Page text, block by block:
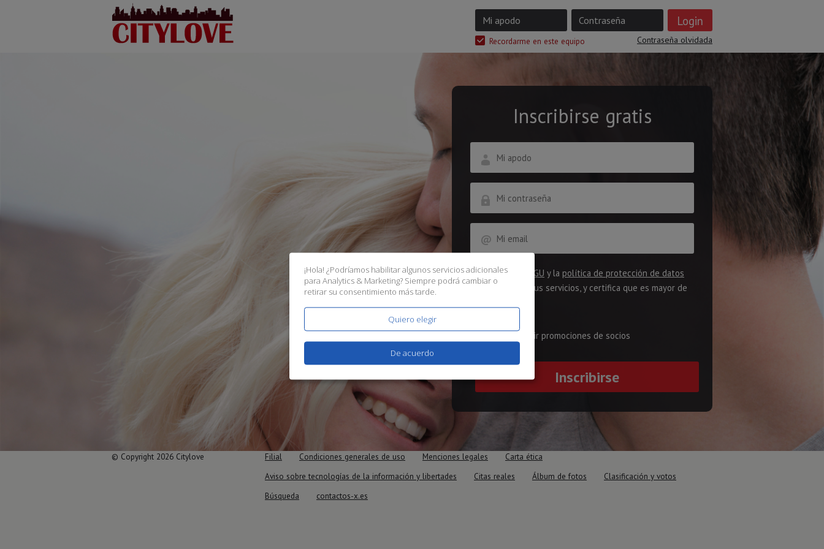
Contraseña olvidada
Recordarme en este equipo
Inscribirse gratis
Acepto las CGU y la política de protección de datos
para recibir sus servicios, y certifica que es mayor de
Acepto recibir promociones de socios
© Copyright 2026 Citylove Filial Condiciones generales de uso Menciones legales
Carta ética
Aviso sobre tecnologías de la información y libertades
Citas reales Álbum de fotos
Clasificación y votos
Búsqueda
contactos-x.es
¡Hola! ¿Podríamos habilitar algunos servicios adicionales
para Analytics & Marketing? Siempre podrá cambiar o
retirar su consentimiento más tarde.
Quiero elegir
De acuerdo